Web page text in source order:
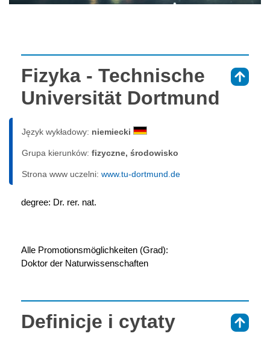
Fizyka - Technische
Universität Dortmund
Język wykładowy: niemiecki
Grupa kierunków: fizyczne, środowisko
Strona www uczelni: www.tu-dortmund.de
degree: Dr. rer. nat.
Alle Promotionsmöglichkeiten (Grad):
Doktor der Naturwissenschaften
Definicje i cytaty